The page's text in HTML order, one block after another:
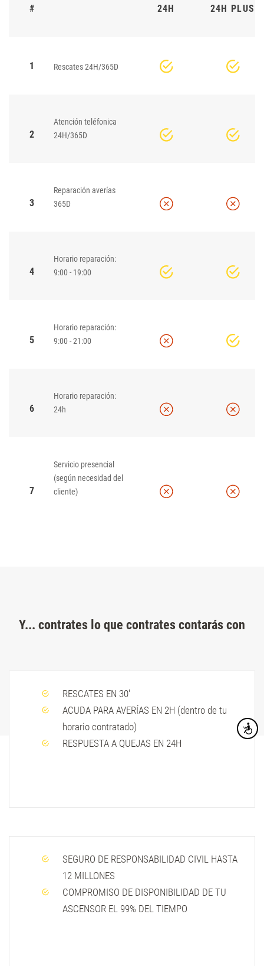
# 24H 24H PLUS
1 Rescates 24H/365D
2
Atención teléfonica
24H/365D
3
Reparación averías
365D
4
Horario reparación:
9:00 - 19:00
5
Horario reparación:
9:00 - 21:00
6
Horario reparación:
24h
7
Servicio presencial
(según necesidad del
cliente)
Y... contrates lo que contrates contarás con
RESCATES EN 30'
ACUDA PARA AVERÍAS EN 2H (dentro de tu
horario contratado)
RESPUESTA A QUEJAS EN 24H
SEGURO DE RESPONSABILIDAD CIVIL HASTA
12 MILLONES
COMPROMISO DE DISPONIBILIDAD DE TU
ASCENSOR EL 99% DEL TIEMPO